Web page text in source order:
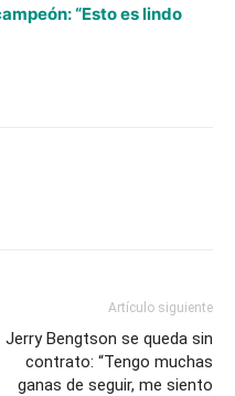
“Esto es lindo
Artículo siguiente
Jerry Bengtson se queda sin
contrato: “Tengo muchas
ganas de seguir, me siento